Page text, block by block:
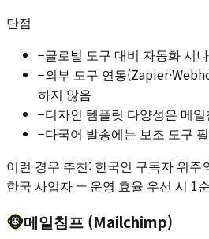
단점
−글로벌 도구 대비 자동화 시
−외부 도구 연동
하지 않음
−디자인 템플릿 다양성은 메
−다국어 발송에는 보조 도구
이런 경우 추천: 한국인 구독자 위주
한국 사업자 — 운영 효율 우선 시 1
🐵메일침프 (Mailchimp)